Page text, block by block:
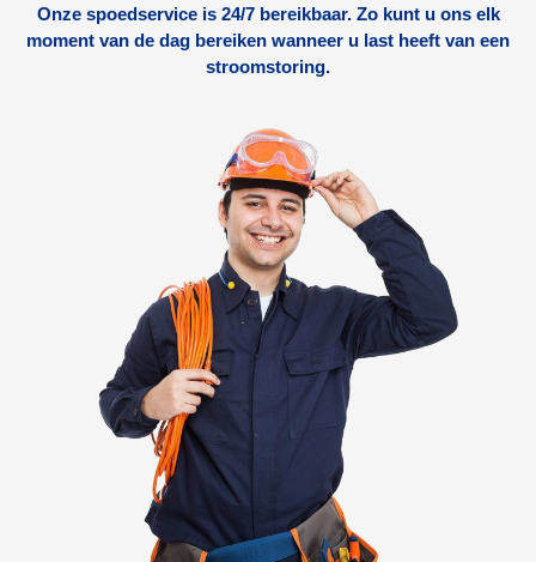
Onze spoedservice is 24/7 bereikbaar. Zo kunt u ons elk
moment van de dag bereiken wanneer u last heeft van een
stroomstoring.